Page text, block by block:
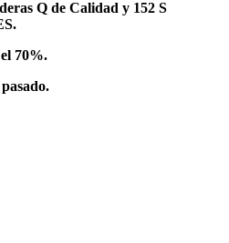
Q de Calidad y 152 S
70%.